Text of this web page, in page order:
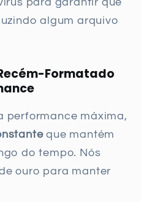
para garantir que
algum arquivo
Formatado
performance máxima,
que mantém
do tempo. Nós
ouro para manter